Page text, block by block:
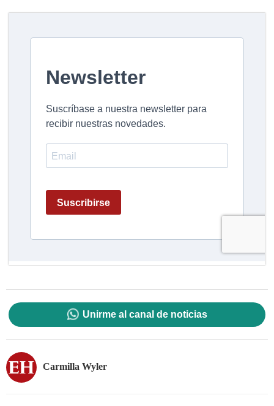
Unirme al canal de noticias
Carmilla Wyler